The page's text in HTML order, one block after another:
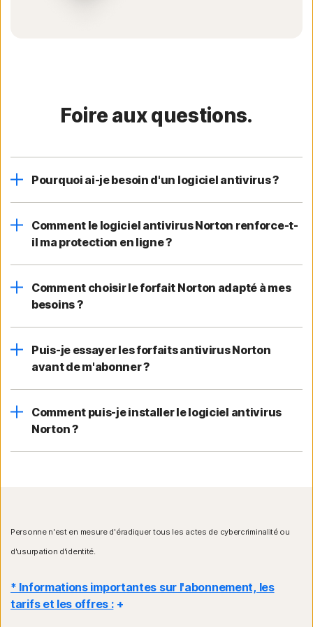
Foire aux questions.
Pourquoi ai-je besoin d'un logiciel antivirus ?
Comment le logiciel antivirus Norton renforce-t-
il ma protection en ligne ?
Comment choisir le forfait Norton adapté à mes
besoins ?
Puis-je essayer les forfaits antivirus Norton
avant de m'abonner ?
Comment puis-je installer le logiciel antivirus
Norton ?
Personne n'est en mesure d'éradiquer tous les actes de cybercriminalité ou
d'usurpation d'identité.
* Informations importantes sur l'abonnement, les
tarifs et les offres :